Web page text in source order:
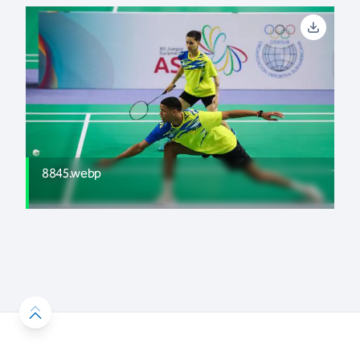
8845.webp